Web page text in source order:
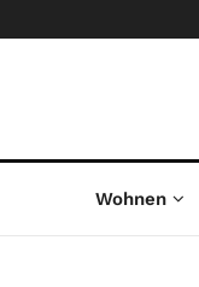
Wohnen